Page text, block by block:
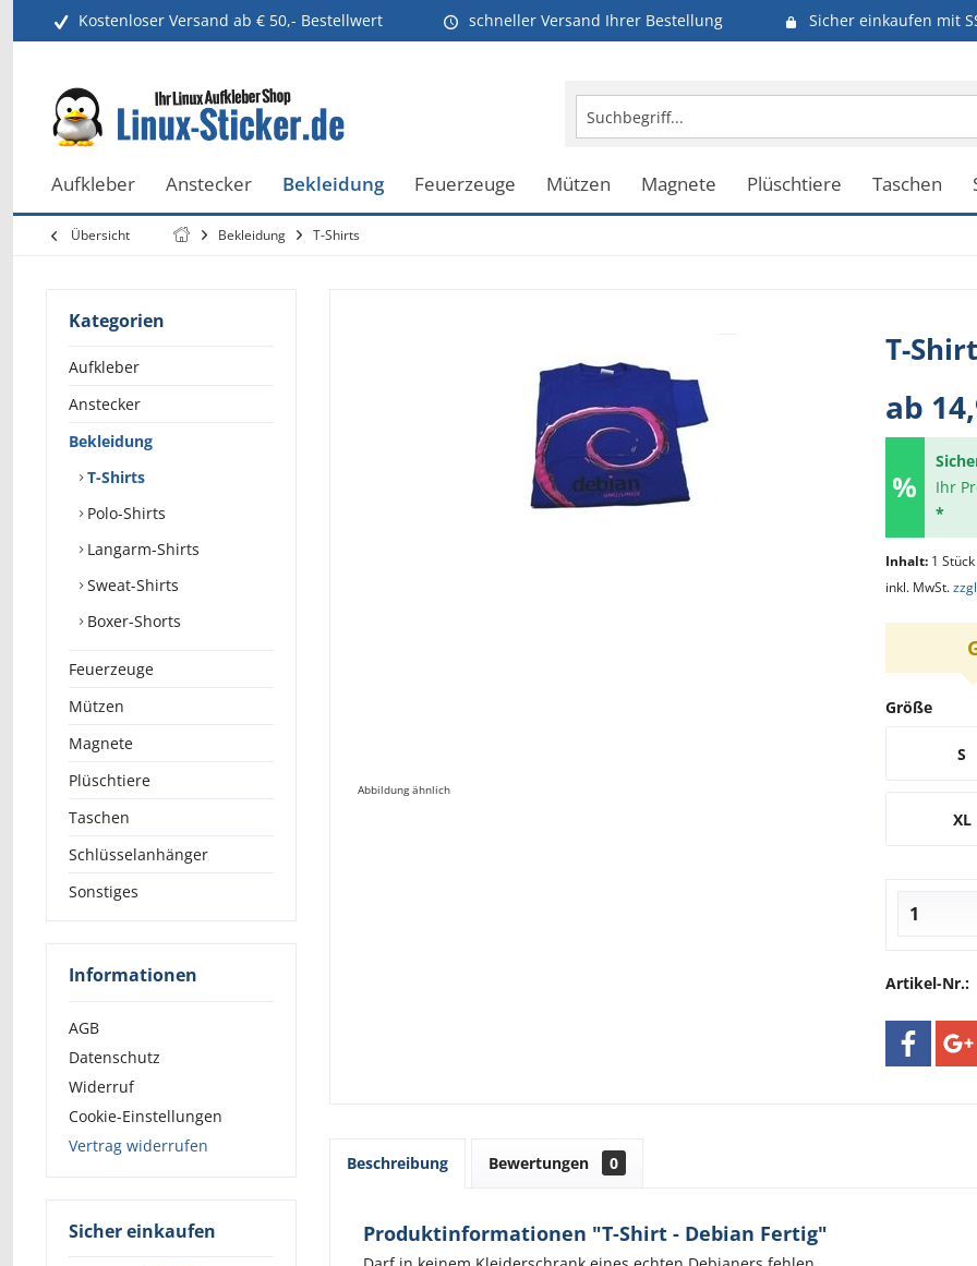
Kostenloser Versand ab € 50,- Bestellwert schneller Versand Ihrer Bestellung Sicher einkaufen mit
Aufkleber Anstecker Bekleidung Feuerzeuge Mützen Magnete Plüschtiere Taschen
Übersicht Bekleidung T-Shirts
Kategorien
Aufkleber
Anstecker
Bekleidung
T-Shirts
Polo-Shirts
Langarm-Shirts
Sweat-Shirts
Boxer-Shorts
Feuerzeuge
Mützen
Magnete
Plüschtiere
Taschen
Schlüsselanhänger
Sonstiges
Informationen
AGB
Datenschutz
Widerruf
Cookie-Einstellungen
Vertrag widerrufen
Sicher einkaufen
Abbildung ähnlich
T-
ab
Ihr
*
Inhalt: 1 Stück
inkl. MwSt.
Größe
S
XL
Artikel-Nr.:
Beschreibung Bewertungen 0
Produktinformationen "T-Shirt - Debian Fertig"